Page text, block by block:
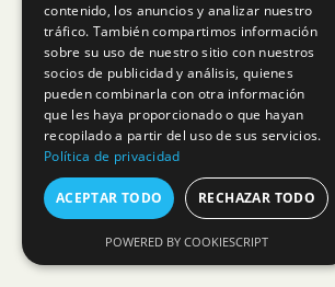
contenido, los anuncios y analizar nuestro
tráfico. También compartimos información
sobre su uso de nuestro sitio con nuestros
socios de publicidad y análisis, quienes
pueden combinarla con otra información
que les haya proporcionado o que hayan
recopilado a partir del uso de sus servicios.
Política de privacidad
ACEPTAR TODO RECHAZAR TODO
POWERED BY COOKIESCRIPT